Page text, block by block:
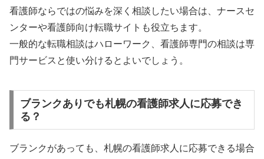
看護師ならではの悩みを深く相談したい場合は、ナースセ
ンターや看護師向け転職サイトも役立ちます。
一般的な転職相談はハローワーク、看護師専門の相談は専
門サービスと使い分けるとよいでしょう。
ブランクありでも札幌の看護師求人に応募でき
る？
ブランクがあっても、札幌の看護師求人に応募できる場合